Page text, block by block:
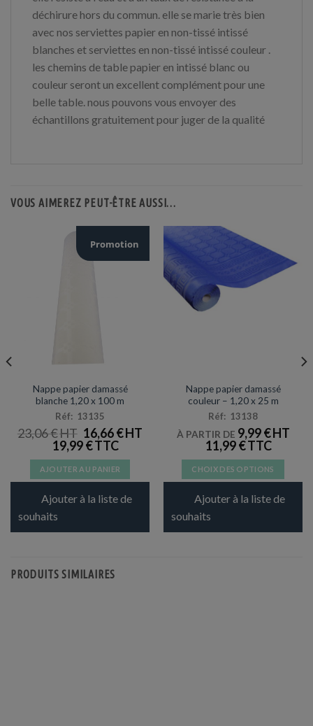
déchirure hors du commun. elle se marie très bien
avec nos serviettes papier en non-tissé intissé
blanches et serviettes en non-tissé intissé couleur .
les chemins de table papier en intissé blanc ou
couleur seront un excellent complément pour une
belle table. nous pouvons vous envoyer des
échantillons gratuitement pour juger de la qualité
VOUS AIMEREZ PEUT-ÊTRE AUSSI…
Promotion
Nappe papier damassé
blanche 1,20 x 100 m
Réf: 13135
23,06€
LE
PRIX
INITIAL
ÉTAIT :
23,06 €.
16,66€
19,99€
AJOUTER AU PANIER
Ajouter à la liste de
souhaits
Nappe papier damassé
couleur – 1,20 x 25 m
Réf: 13138
À PARTIR DE 9,99€
11,99€
CHOIX DES OPTIONS
Ce
produit
Ajouter à la liste de
souhaits
PRODUITS SIMILAIRES